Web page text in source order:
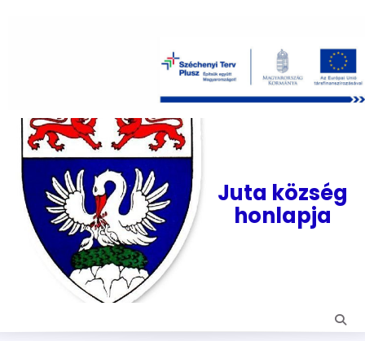
content
Juta község
honlapja